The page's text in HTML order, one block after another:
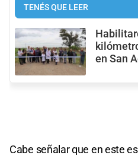
TENÉS QUE LEER
en San
Cabe señalar que en este